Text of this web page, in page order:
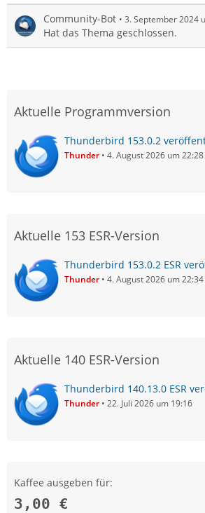
Community-Bot 3. September 2024
Hat das Thema geschlossen.
Aktuelle Programmversion
Thunderbird 153.0.2
Thunder 4. August 2026 um 22:28
Aktuelle 153 ESR-Version
Thunderbird 153.0.2 ESR
Thunder 4. August 2026 um 22:34
Aktuelle 140 ESR-Version
Thunderbird 140.13.0 ESR
Thunder 22. Juli 2026 um 19:16
Kaffee ausgeben für:
3,00 €